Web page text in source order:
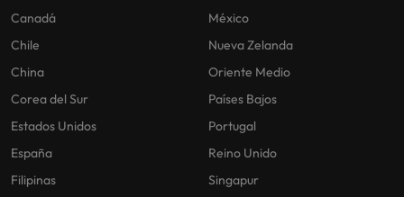
Canadá
Chile
China
Corea del Sur
Estados Unidos
España
Filipinas
México
Nueva Zelanda
Oriente Medio
Países Bajos
Portugal
Reino Unido
Singapur